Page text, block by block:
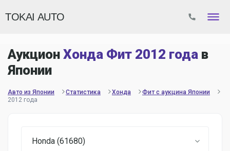
TOKAI AUTO
Аукцион Хонда Фит 2012 года в
Японии
Авто из Японии Статистика Хонда
Фит с аукцина Японии
2012 года
Honda (61680)